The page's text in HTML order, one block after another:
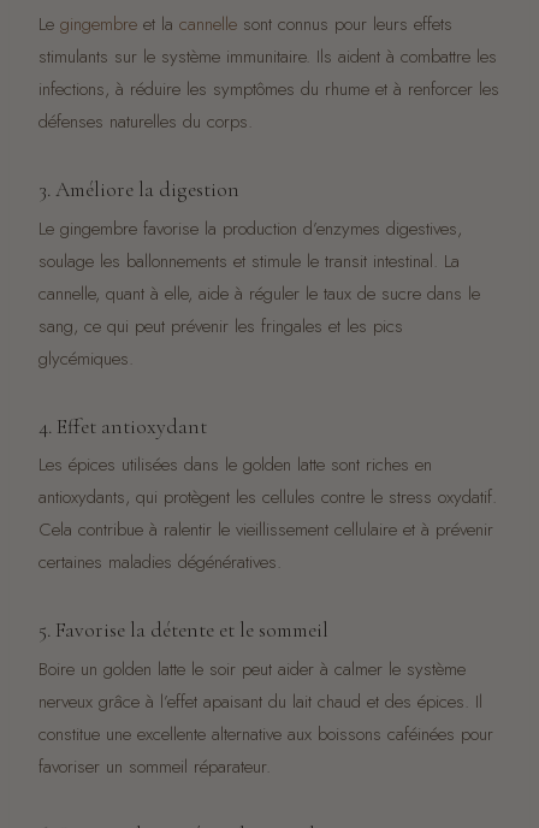
Le gingembre et la cannelle sont connus pour leurs effets
stimulants sur le système immunitaire. Ils aident à combattre les
infections, à réduire les symptômes du rhume et à renforcer les
défenses naturelles du corps.
3. Améliore la digestion
Le gingembre favorise la production d’enzymes digestives,
soulage les ballonnements et stimule le transit intestinal. La
cannelle, quant à elle, aide à réguler le taux de sucre dans le
sang, ce qui peut prévenir les fringales et les pics
glycémiques.
4. Effet antioxydant
Les épices utilisées dans le golden latte sont riches en
antioxydants, qui protègent les cellules contre le stress oxydatif.
Cela contribue à ralentir le vieillissement cellulaire et à prévenir
certaines maladies dégénératives.
5. Favorise la détente et le sommeil
Boire un golden latte le soir peut aider à calmer le système
nerveux grâce à l’effet apaisant du lait chaud et des épices. Il
constitue une excellente alternative aux boissons caféinées pour
favoriser un sommeil réparateur.